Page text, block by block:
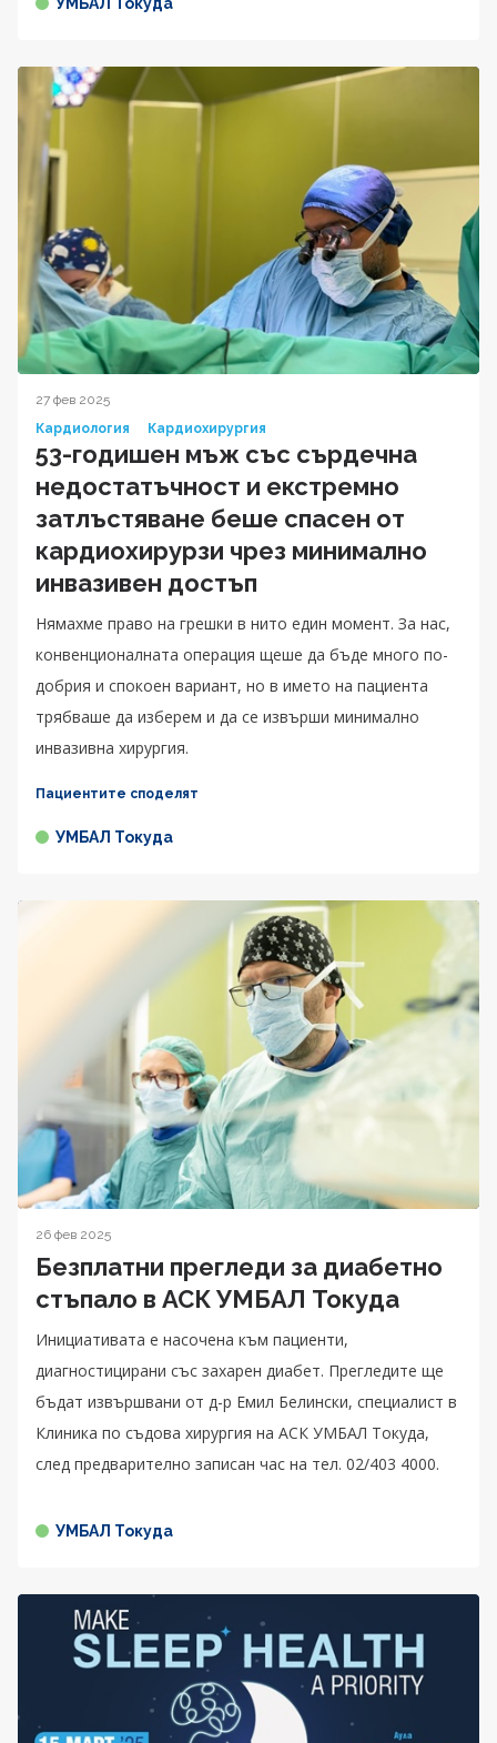
27 фев 2025
Кардиология
Кардиохирургия
53-годишен мъж със сърдечна
недостатъчност и екстремно
затлъстяване беше спасен от
кардиохирурзи чрез минимално
инвазивен достъп
Нямахме право на грешки в нито един момент. За нас,
конвенционалната операция щеше да бъде много по-
добрия и спокоен вариант, но в името на пациента
трябваше да изберем и да се извърши минимално
инвазивна хирургия.
Пациентите споделят
УМБАЛ Токуда
26 фев 2025
Безплатни прегледи за диабетно
стъпало в АСК УМБАЛ Токуда
Инициативата е насочена към пациенти,
диагностицирани със захарен диабет. Прегледите ще
бъдат извършвани от д-р Емил Белински, специалист в
Клиника по съдова хирургия на АСК УМБАЛ Токуда,
след предварително записан час на тел. 02/403 4000.
УМБАЛ Токуда